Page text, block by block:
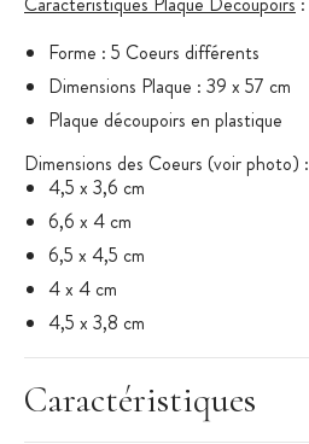
Forme : 5 Coeurs différents
Dimensions Plaque : 39 x 57 cm
Plaque découpoirs en plastique
Dimensions des Coeurs (voir photo) :
4,5 x 3,6 cm
6,6 x 4 cm
6,5 x 4,5 cm
4 x 4 cm
4,5 x 3,8 cm
Caractéristiques